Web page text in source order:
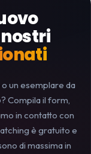
un esemplare da
? Compila il form,
in contatto con
è gratuito e
di massima in